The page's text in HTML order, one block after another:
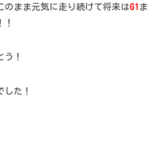
のまま元気に走り続けて将来はG1 ま
！
う！
した！